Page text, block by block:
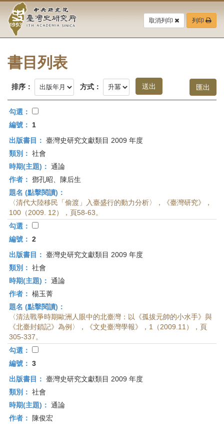
要
中
央
研
究
院-
臺
灣
史
研
究
所-
首
頁
取消列印 列印
書目列表
排序： 方式：
勾選：
編號：
1
出版書目： 臺灣史研究文獻類目 2009 年度
類別： 社會
時期(主題)： 通論
作者： 鄧孔昭、陳后生
題名 (點擊閱讀)：
〈清代大陸移民「偷渡」入臺盛行的動力分析〉，《臺灣研究》，
100（2009. 12），頁58-63。
勾選：
編號： 2
出版書目： 臺灣史研究文獻類目 2009 年度
類別： 社會
時期(主題)： 通論
作者： 楊玉菁
題名 (點擊閱讀)：
〈清法戰爭時期歐洲人眼中的北臺灣：以《孤拔元帥的小水手》與
《北臺封鎖記》為例〉，《文史臺灣學報》，1（2009.11），頁
305-337。
勾選：
編號： 3
出版書目： 臺灣史研究文獻類目 2009 年度
類別： 社會
時期(主題)： 通論
作者：
陳俊宏